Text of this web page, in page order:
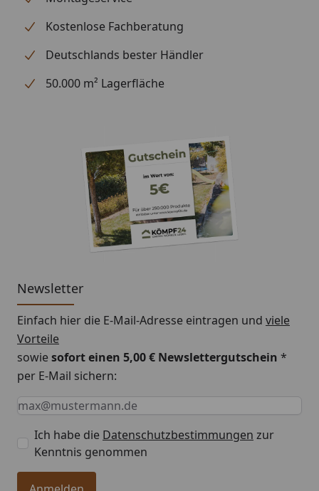
Wasserspeier
Hinweis: Für die Montage werden Traufbretter
Montageanleitung Wulstrinne Typ 300
(Rinnenbreite 125 mm)
Kostenlose Fachberatung
Deutschlands bester Händler
50.000 m² Lagerfläche
Newsletter
Einfach hier die E-Mail-Adresse eintragen und viele
Vorteile
sowiesofort einen 5,00 € Newslettergutschein *
per E-Mail sichern:
Keine Eingabe erforderlich
Eingabe erforderlich
E-Mail *
Ich habe die Datenschutzbestimmungen zur
Kenntnis genommen